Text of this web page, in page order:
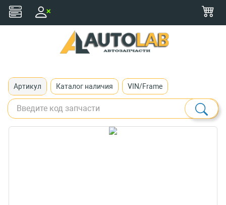
Артикул Каталог наличия VIN/Frame